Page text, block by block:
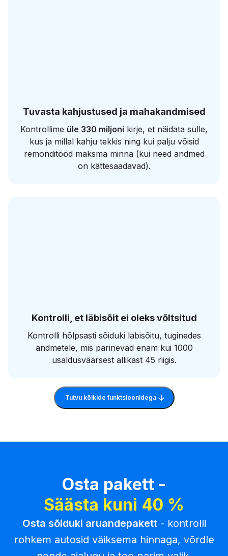
Tuvasta kahjustused ja mahakandmised
Kontrollime üle 330 miljoni kirje, et näidata sulle,
kus ja millal kahju tekkis ning kui palju võisid
remonditööd maksma minna (kui need andmed
on kättesaadavad).
Kontrolli, et läbisõit ei oleks võltsitud
Kontrolli hõlpsasti sõiduki läbisõitu, tuginedes
andmetele, mis pärinevad enam kui 1000
usaldusväärsest allikast 45 riigis.
Tutvu kõikide funktsioonidega
Osta pakett -
Säästa kuni 40 %
Osta sõiduki aruandepakett- kontrolli
rohkem autosid väiksema hinnaga, võrdle